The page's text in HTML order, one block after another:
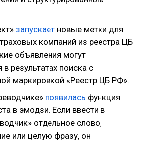
запускает новые метки для
компаний из реестра ЦБ
объявления могут
результатах поиска с
маркировкой «Реестр ЦБ РФ».
появилась функция
в эмодзи. Если ввести в
отдельное слово,
или целую фразу, он